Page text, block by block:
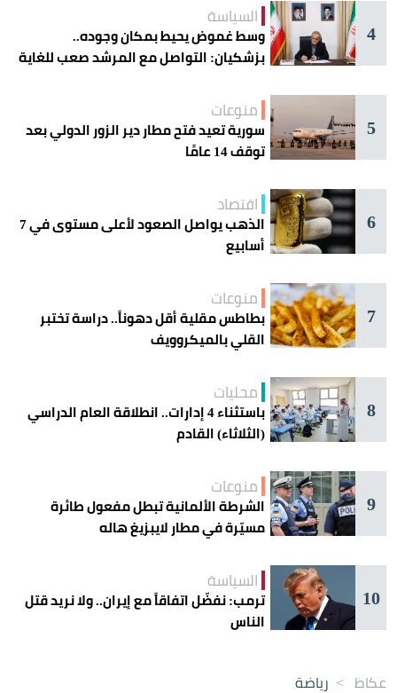
4
السياسة
وسط غموض يحيط بمكان وجوده..
بزشكيان: التواصل مع المرشد صعب للغاية
5
منوعات
سورية تعيد فتح مطار دير الزور الدولي بعد
توقف 14 عامًا
6
اقتصاد
الذهب يواصل الصعود لأعلى مستوى في 7
أسابيع
7
منوعات
بطاطس مقلية أقل دهوناً.. دراسة تختبر
القلي بالميكروويف
8
محليات
باستثناء 4 إدارات.. انطلاقة العام الدراسي
(الثلاثاء) القادم
9
منوعات
الشرطة الألمانية تبطل مفعول طائرة
مسيّرة في مطار لايبزيغ هاله
10
السياسة
ترمب: نفضّل اتفاقاً مع إيران.. ولا نريد قتل
الناس
عكاظ > رياضة